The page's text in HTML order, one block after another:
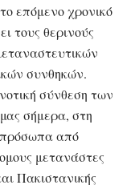
επόμενο χρονικό
τους θερινούς
συνθηκών.
σύνθεση των
σήμερα, στη
πρόσωπα από
μετανάστες
Πακιστανικής